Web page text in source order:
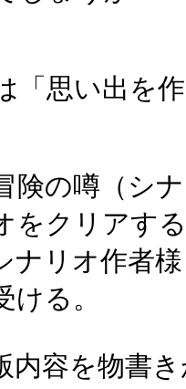
「思い出を
険の噂（シ
をクリアす
ナリオ作者
る。
内容を物書